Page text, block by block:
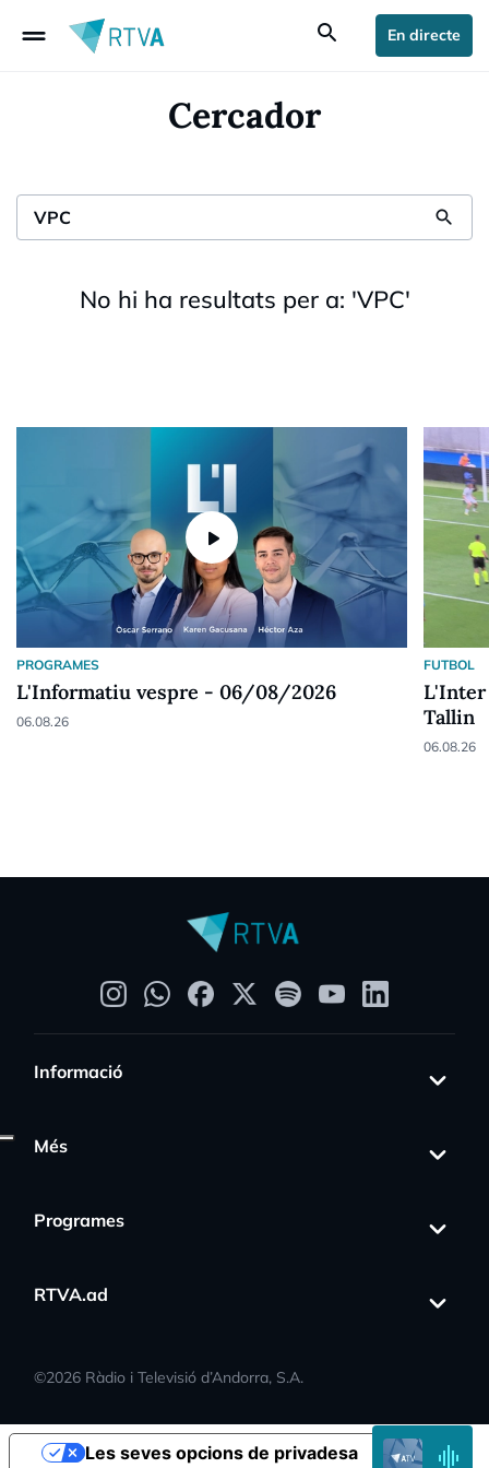
drag_handle search En directe
Cercador
search
No hi ha resultats per a: 'VPC'
play_arrow
PROGRAMES
L'Informatiu vespre - 06/08/2026
06.08.26
FUTBOL
L'Inter
Tallin
06.08.26
Informació
Més
Programes
RTVA.ad
©2026 Ràdio i Televisió d’Andorra, S.A.
EN
DIRECTELes seves opcions de privadesa